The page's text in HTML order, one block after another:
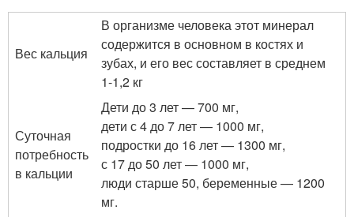
Вес кальция
В организме человека этот минерал
содержится в основном в костях и
зубах, и его вес составляет в среднем
1-1,2 кг
Суточная
потребность
в кальции
Дети до 3 лет — 700 мг,
дети с 4 до 7 лет — 1000 мг,
подростки до 16 лет — 1300 мг,
с 17 до 50 лет — 1000 мг,
люди старше 50, беременные — 1200
мг.